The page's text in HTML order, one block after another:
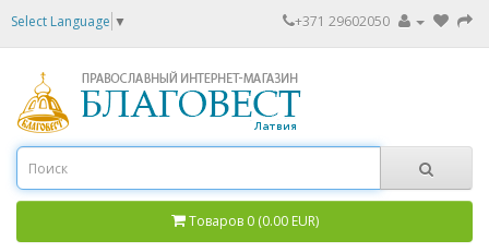
Select Language ▼ +371 29602050
Товаров 0 (0.00 EUR)